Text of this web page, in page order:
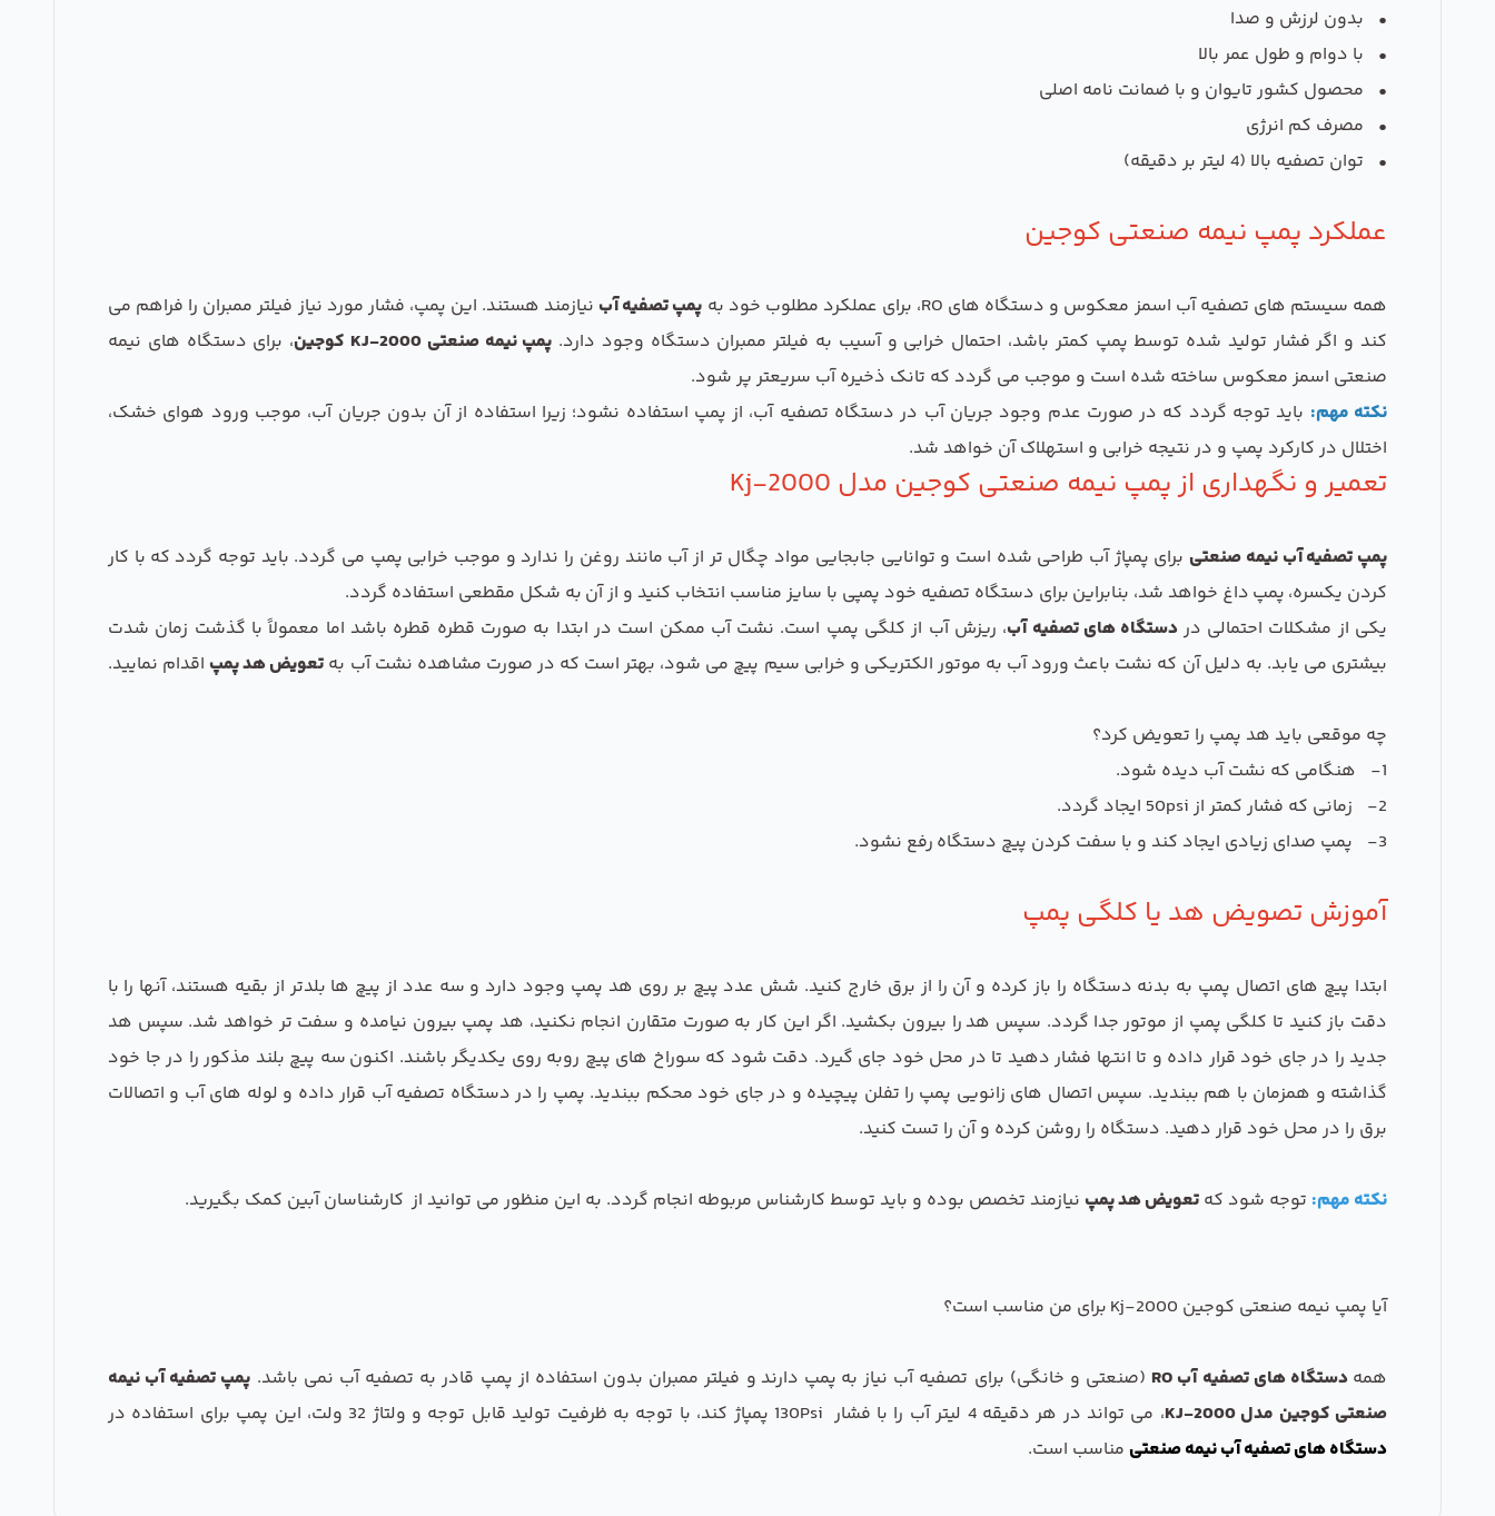
• بدون لرزش و صدا
• با دوام و طول عمر بالا
• محصول کشور تایوان و با ضمانت نامه اصلی
• مصرف کم انرژی
• توان تصفیه بالا (4 لیتر بر دقیقه)
عملکرد پمپ نیمه صنعتی کوجین
همه سیستم های تصفیه آب اسمز معکوس و دستگاه های RO، برای عملکرد مطلوب خود به پمپ تصفیه آب نیازمند هستند. این پمپ، فشار مورد نیاز فیلتر ممبران را فراهم می
کند و اگر فشار تولید شده توسط پمپ کمتر باشد، احتمال خرابی و آسیب به فیلتر ممبران دستگاه وجود دارد. پمپ نیمه صنعتی KJ-2000 کوجین
، برای دستگاه های نیمه
صنعتی اسمز معکوس ساخته شده است و موجب می گردد که تانک ذخیره آب سریعتر پر شود.
نکته مهم: باید توجه گردد که در صورت عدم وجود جریان آب در دستگاه تصفیه آب، از پمپ استفاده نشود؛ زیرا استفاده از آن بدون جریان آب، موجب ورود هوای خشک،
اختلال در کارکرد پمپ و در نتیجه خرابی و استهلاک آن خواهد شد.
تعمیر و نگهداری از پمپ نیمه صنعتی کوجین مدل Kj-2000
پمپ تصفیه آب نیمه صنعتی برای پمپاژ آب طراحی شده است و توانایی جابجایی مواد چگال تر از آب مانند روغن را ندارد و موجب خرابی پمپ می گردد. باید توجه گردد که با کار
کردن یکسره، پمپ داغ خواهد شد، بنابراین برای دستگاه تصفیه خود پمپی با سایز مناسب انتخاب کنید و از آن به شکل مقطعی استفاده گردد.
یکی از مشکلات احتمالی در دستگاه های تصفیه آب، ریزش آب از کلگی پمپ است. نشت آب ممکن است در ابتدا به صورت قطره قطره باشد اما معمولاً با گذشت زمان شدت
بیشتری می یابد. به دلیل آن که نشت باعث ورود آب به موتور الکتریکی و خرابی سیم پیچ می شود، بهتر است که در صورت مشاهده نشت آب به تعویض هد پمپ اقدام نمایید.
چه موقعی باید هد پمپ را تعویض کرد؟
1- هنگامی که نشت آب دیده شود.
2- زمانی که فشار کمتر از 50psi ایجاد گردد.
3- پمپ صدای زیادی ایجاد کند و با سفت کردن پیچ دستگاه رفع نشود.
آموزش تصویض هد یا کلگی پمپ
ابتدا پیچ های اتصال پمپ به بدنه دستگاه را باز کرده و آن را از برق خارج کنید. شش عدد پیچ بر روی هد پمپ وجود دارد و سه عدد از پیچ ها بلدتر از بقیه هستند، آنها را با
دقت باز کنید تا کلگی پمپ از موتور جدا گردد. سپس هد را بیرون بکشید. اگر این کار به صورت متقارن انجام نکنید، هد پمپ بیرون نیامده و سفت تر خواهد شد. سپس هد
جدید را در جای خود قرار داده و تا انتها فشار دهید تا در محل خود جای گیرد. دقت شود که سوراخ های پیچ روبه روی یکدیگر باشند. اکنون سه پیچ بلند مذکور را در جا خود
گذاشته و همزمان با هم ببندید. سپس اتصال های زانویی پمپ را تفلن پیچیده و در جای خود محکم ببندید. پمپ را در دستگاه تصفیه آب قرار داده و لوله های آب و اتصالات
برق را در محل خود قرار دهید. دستگاه را روشن کرده و آن را تست کنید.
نکته مهم: توجه شود که تعویض هد پمپ نیازمند تخصص بوده و باید توسط کارشناس مربوطه انجام گردد. به این منظور می توانید از کارشناسان آبین کمک بگیرید.
آیا پمپ نیمه صنعتی کوجین Kj-2000 برای من مناسب است؟
همه دستگاه های تصفیه آب RO (صنعتی و خانگی) برای تصفیه آب نیاز به پمپ دارند و فیلتر ممبران بدون استفاده از پمپ قادر به تصفیه آب نمی باشد. پمپ تصفیه آب نیمه
صنعتی کوجین مدل KJ-2000
، می تواند در هر دقیقه 4 لیتر آب را با فشار 130Psi پمپاژ کند، با توجه به ظرفیت تولید قابل توجه و ولتاژ 32 ولت، این پمپ برای استفاده در
دستگاه های تصفیه آب نیمه صنعتی مناسب است.